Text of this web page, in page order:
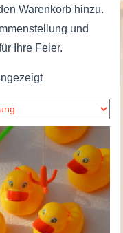
Warenkorb hinzu.
und
Ihre Feier.